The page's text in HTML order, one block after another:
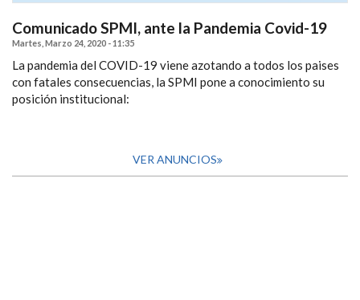
Comunicado SPMI, ante la Pandemia Covid-19
Martes, Marzo 24, 2020 - 11:35
La pandemia del COVID-19 viene azotando a todos los paises
con fatales consecuencias, la SPMI pone a conocimiento su
posición institucional:
VER ANUNCIOS